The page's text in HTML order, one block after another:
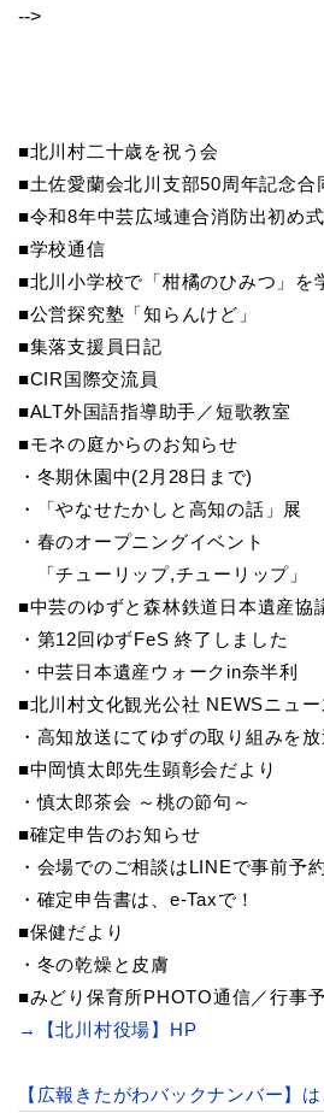
-->
■北川村二十歳を祝う会
■土佐愛蘭会北川支部50周年記念合
■令和8年中芸広域連合消防出初め式
■学校通信
■北川小学校で「柑橘のひみつ」を
■公営探究塾「知らんけど」
■集落支援員日記
■CIR国際交流員
■ALT外国語指導助手／短歌教室
■モネの庭からのお知らせ
・冬期休園中(2月28日まで)
・「やなせたかしと高知の話」展
・春のオープニングイベント
「チューリップ,チューリップ」
■中芸のゆずと森林鉄道日本遺産協
・第12回ゆずFeS 終了しました
・中芸日本遺産ウォークin奈半利
■北川村文化観光公社 NEWSニュー
・高知放送にてゆずの取り組みを放
■中岡慎太郎先生顕彰会だより
・慎太郎茶会 ～桃の節句～
■確定申告のお知らせ
・会場でのご相談はLINEで事前予約
・確定申告書は、e-Taxで！
■保健だより
・冬の乾燥と皮膚
■みどり保育所PHOTO通信／行事
→【北川村役場】HP
【広報きたがわバックナンバー】